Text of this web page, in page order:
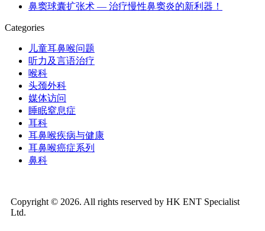
鼻窦球囊扩张术 — 治疗慢性鼻窦炎的新利器！
Categories
儿童耳鼻喉问题
听力及言语治疗
喉科
头颈外科
媒体访问
睡眠窒息症
耳科
耳鼻喉疾病与健康
耳鼻喉癌症系列
鼻科
Copyright © 2026. All rights reserved by HK ENT Specialist
Ltd.